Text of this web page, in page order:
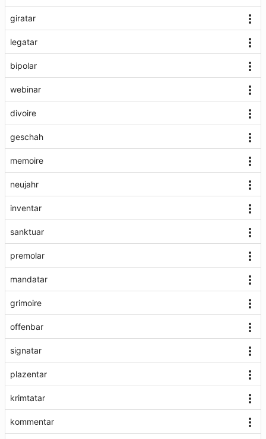
giratar
legatar
bipolar
webinar
divoire
geschah
memoire
neujahr
inventar
sanktuar
premolar
mandatar
grimoire
offenbar
signatar
plazentar
krimtatar
kommentar